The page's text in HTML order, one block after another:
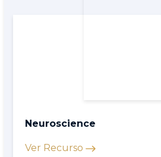
Neuroscience
Ver Recurso